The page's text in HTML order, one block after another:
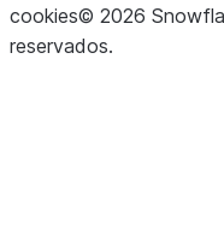
cookies© 2026
reservados.